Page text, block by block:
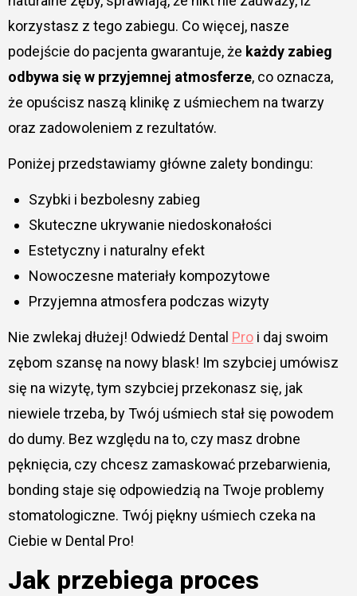
korzystasz z tego zabiegu. Co więcej, nasze
podejście do pacjenta gwarantuje, że każdy zabieg
odbywa się w przyjemnej atmosferze, co oznacza,
że opuścisz naszą klinikę z uśmiechem na twarzy
oraz zadowoleniem z rezultatów.
Poniżej przedstawiamy główne zalety bondingu:
Szybki i bezbolesny zabieg
Skuteczne ukrywanie niedoskonałości
Estetyczny i naturalny efekt
Nowoczesne materiały kompozytowe
Przyjemna atmosfera podczas wizyty
Nie zwlekaj dłużej! Odwiedź Dental Proi daj swoim
zębom szansę na nowy blask! Im szybciej umówisz
się na wizytę, tym szybciej przekonasz się, jak
niewiele trzeba, by Twój uśmiech stał się powodem
do dumy. Bez względu na to, czy masz drobne
pęknięcia, czy chcesz zamaskować przebarwienia,
bonding staje się odpowiedzią na Twoje problemy
stomatologiczne. Twój piękny uśmiech czeka na
Ciebie w Dental Pro!
Jak przebiega proces